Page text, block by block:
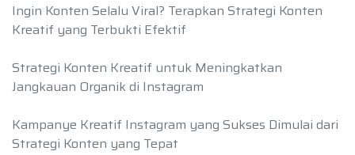
Ingin Konten Selalu Viral? Terapkan Strategi Konten
Kreatif yang Terbukti Efektif
Strategi Konten Kreatif untuk Meningkatkan
Jangkauan Organik di Instagram
Kampanye Kreatif Instagram yang Sukses Dimulai dari
Strategi Konten yang Tepat